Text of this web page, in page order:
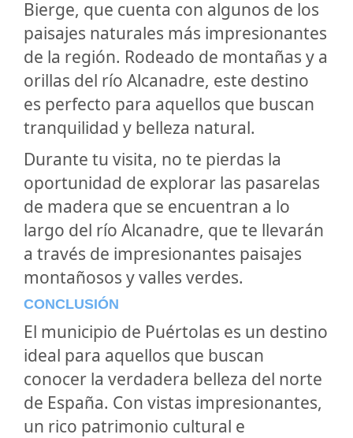
Bierge, que cuenta con algunos de los
paisajes naturales más impresionantes
de la región. Rodeado de montañas y a
orillas del río Alcanadre, este destino
es perfecto para aquellos que buscan
tranquilidad y belleza natural.
Durante tu visita, no te pierdas la
oportunidad de explorar las pasarelas
de madera que se encuentran a lo
largo del río Alcanadre, que te llevarán
a través de impresionantes paisajes
montañosos y valles verdes.
CONCLUSIÓN
El municipio de Puértolas es un destino
ideal para aquellos que buscan
conocer la verdadera belleza del norte
de España. Con vistas impresionantes,
un rico patrimonio cultural e